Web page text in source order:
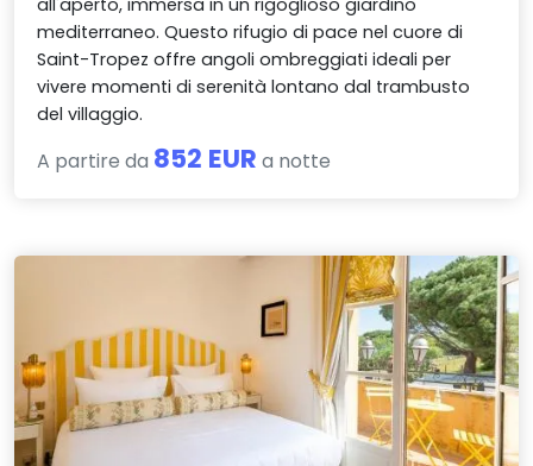
all'aperto, immersa in un rigoglioso giardino
mediterraneo. Questo rifugio di pace nel cuore di
Saint-Tropez offre angoli ombreggiati ideali per
vivere momenti di serenità lontano dal trambusto
del villaggio.
A partire da 852 EUR a notte